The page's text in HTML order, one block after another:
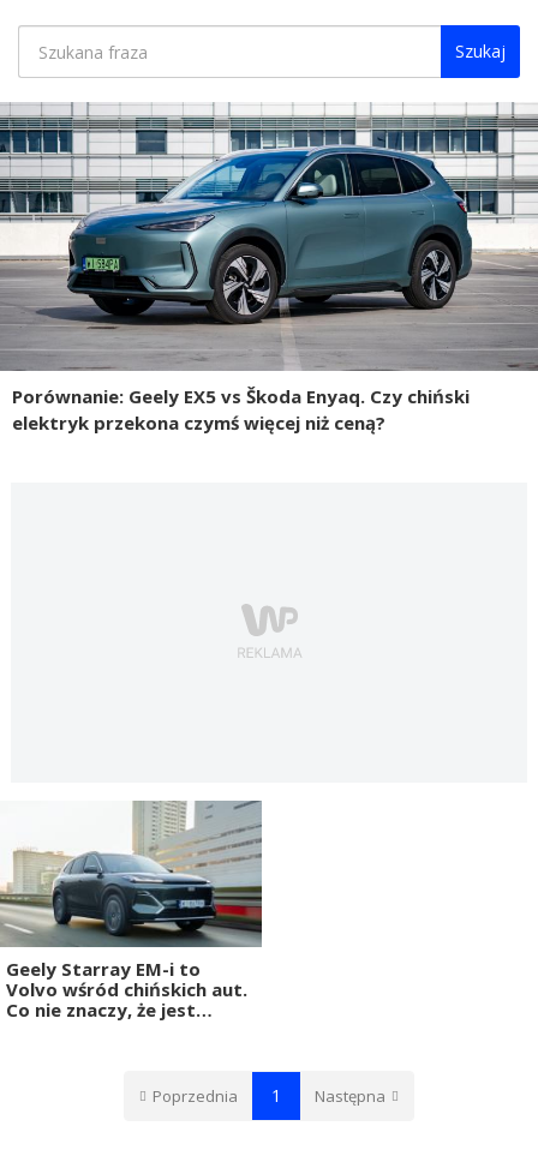
Szukaj
Porównanie: Geely EX5 vs Škoda Enyaq. Czy chiński
elektryk przekona czymś więcej niż ceną?
Geely Starray EM-i to
Volvo wśród chińskich aut.
Co nie znaczy, że jest
Poprzednia 1 Następna